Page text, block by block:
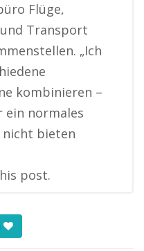
Flüge,
Transport
„Ich
kombinieren –
ein normales
nicht bieten
post.